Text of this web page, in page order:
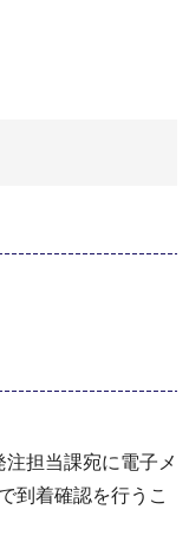
注担当課宛に電⼦メ
到着確認を⾏うこ